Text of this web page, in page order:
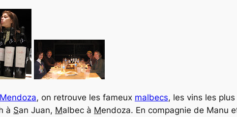
Mendoza, on retrouve les fameux malbecs, les vins les
à San Juan, Malbec à Mendoza. En compagnie de Manu